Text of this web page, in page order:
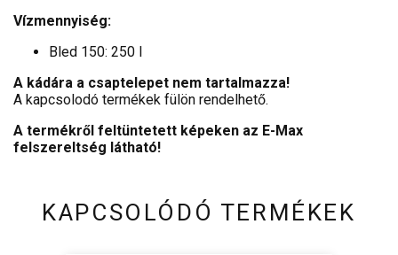
Vízmennyiség:
Bled 150: 250 l
A kádára a csaptelepet nem tartalmazza!
A kapcsolodó termékek fülön rendelhető.
A termékről feltüntetett képeken az E-Max
felszereltség látható!
KAPCSOLÓDÓ TERMÉKEK